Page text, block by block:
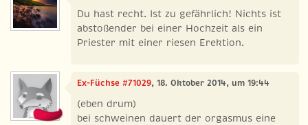
Du hast recht. Ist zu gefährlich! Nichts ist
abstoßender bei einer Hochzeit als ein
Priester mit einer riesen Erektion.
Ex-Füchse #71029, 18. Oktober 2014, um 19:44
(eben drum)
bei schweinen dauert der orgasmus eine